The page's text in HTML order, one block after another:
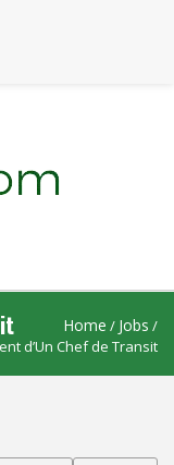
Home / Jobs /
d’Un Chef de Transit